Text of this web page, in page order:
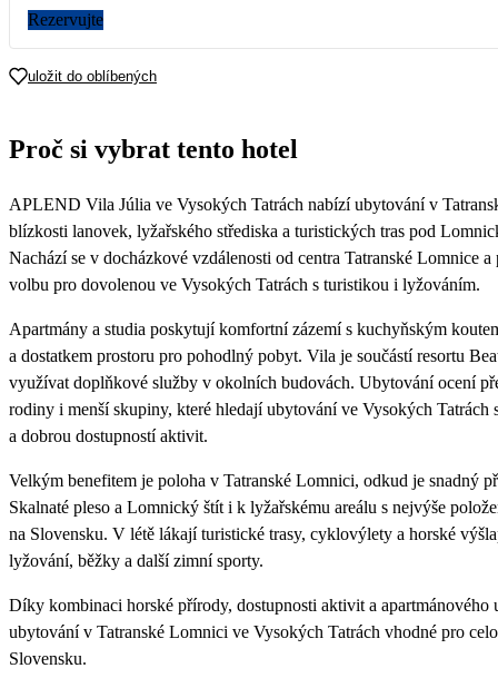
2 060 2 060 2 060 2 060 2 060 2 060 2
23 24 25
30
2 060
Rezervujte
uložit do oblíbených
Proč si vybrat tento hotel
APLEND Vila Júlia ve Vysokých Tatrách nabízí ubytování v
blízkosti lanovek, lyžařského střediska a turistických tras pod
Nachází se v docházkové vzdálenosti od centra Tatranské Lomnice a
volbu pro dovolenou ve Vysokých Tatrách s turistikou i lyžováním.
Apartmány a studia poskytují komfortní zázemí s kuchyňským
a dostatkem prostoru pro pohodlný pobyt. Vila je součástí resortu
využívat doplňkové služby v okolních budovách. Ubytování ocení
rodiny i menší skupiny, které hledají ubytování ve Vysokých Tatrách
a dobrou dostupností aktivit.
Velkým benefitem je poloha v Tatranské Lomnici, odkud je snadný
Skalnaté pleso a Lomnický štít i k lyžařskému areálu s nejvýše
na Slovensku. V létě lákají turistické trasy, cyklovýlety a horské
lyžování, běžky a další zimní sporty.
Díky kombinaci horské přírody, dostupnosti aktivit a apartmánového
ubytování v Tatranské Lomnici ve Vysokých Tatrách vhodné pro
Slovensku.